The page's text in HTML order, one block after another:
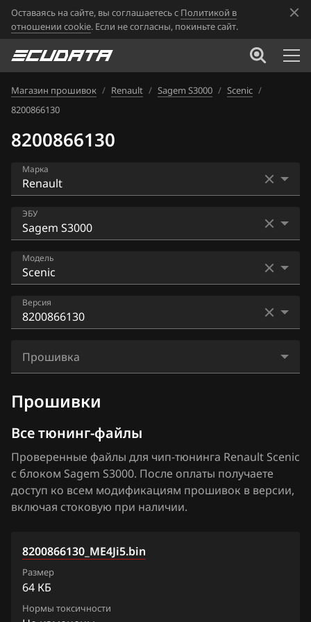
Оставаясь на сайте, вы соглашаетесь с Политикой в
отношении cookie. Если не согласны, покиньте сайт.
Магазин прошивок / Renault / Sagem S3000 / Scenic /
8200866130
8200866130
Марка
Acura
Alfa Romeo
ATLAS
BAIC
Bentley
BMW
Brilliance
BYD
Cadillac
Changan
Chery
ЭБУ
Bosch EDC16CP33
Bosch EDC17C11
Bosch EDC17C42
Bosch MD1CS006
Sagem S3000
Siemens EMS 3110
Siemens EMS 3125
Siemens EMS 3130
Siemens EMS 3132
Модель
Clio
Kangoo
Laguna
Scenic
Trafic
Версия
8200308806
8200321310
8200338084
8200351467
8200376552
8200395739
8200442204
Прошивка
Прошивки
Все тюнинг-файлы
Проверенные файлы для чип-тюнинга Renault Scenic
с блоком Sagem S3000. После оплаты получаете
доступ ко всем модификациям прошивок в версии,
включая стоковую при наличии.
8200866130_ME4Ji5.bin
Размер
64 КБ
Нормы токсичности